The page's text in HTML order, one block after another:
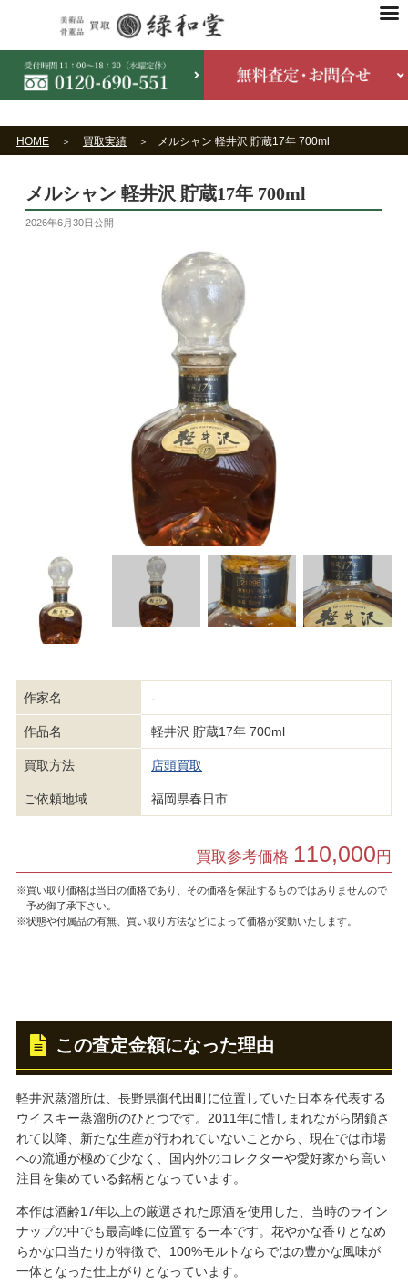
HOME 買取実績 メルシャン 軽井沢 貯蔵17年 700ml
メルシャン 軽井沢 貯蔵17年 700ml
2026年6月30日公開
作家名 -
作品名 軽井沢 貯蔵17年 700ml
買取方法 店頭買取
ご依頼地域 福岡県春日市
買取参考価格 110,000 円
※買い取り価格は当日の価格であり、その価格を保証するものではありませんので
予め御了承下さい。
※状態や付属品の有無、買い取り方法などによって価格が変動いたします。
この査定金額になった理由
軽井沢蒸溜所は、長野県御代田町に位置していた日本を代表する
ウイスキー蒸溜所のひとつです。2011年に惜しまれながら閉鎖さ
れて以降、新たな生産が行われていないことから、現在では市場
への流通が極めて少なく、国内外のコレクターや愛好家から高い
注目を集めている銘柄となっています。
本作は酒齢17年以上の厳選された原酒を使用した、当時のライン
ナップの中でも最高峰に位置する一本です。花やかな香りとなめ
らかな口当たりが特徴で、100%モルトならではの豊かな風味が
一体となった仕上がりとなっています。